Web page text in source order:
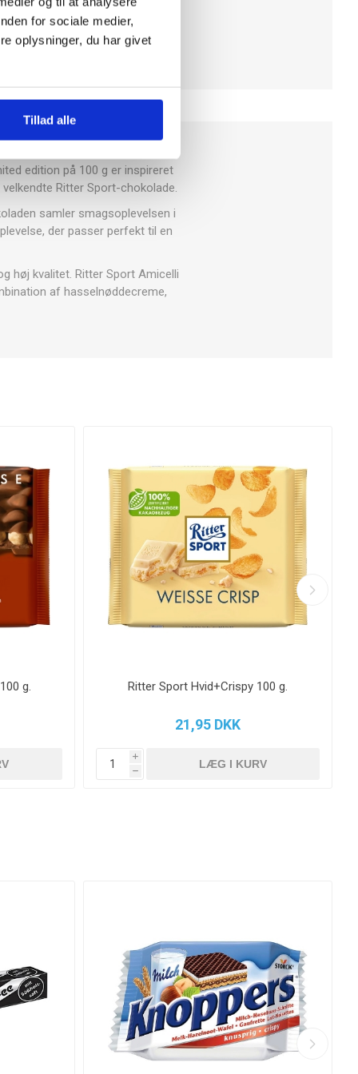
for sociale medier,
oplysninger, du har givet
Tillad alle
edition på 100 g er inspireret
Ritter Sport-chokolade.
samler smagsoplevelsen i
der passer perfekt til en
høj kvalitet. Ritter Sport Amicelli
af hasselnøddecreme,
g. Ritter Sport Hvid+Crispy 100 g.
21,95 DKK
i
h